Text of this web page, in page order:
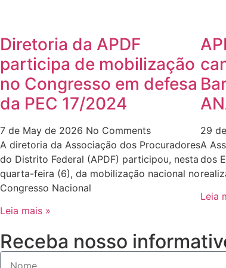
Diretoria da APDF
participa de mobilização
no Congresso em defesa
da PEC 17/2024
7 de May de 2026 No Comments
A diretoria da Associação dos Procuradores
do Distrito Federal (APDF) participou, nesta
quarta-feira (6), da mobilização nacional no
Congresso Nacional
Leia mais »
29
A
dos
Leia
Receba nosso